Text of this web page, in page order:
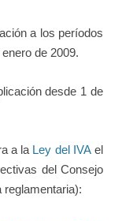
a los períodos
de 2009.
desde 1 de
a la Ley del IVAel
del Consejo
reglamentaria):